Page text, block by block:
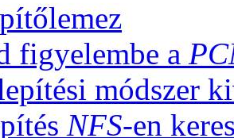
figyelembe a
módszer
NFS-en